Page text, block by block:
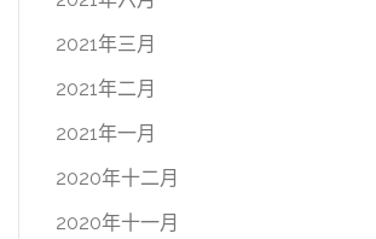
2021年三月
2021年二月
2021年一月
2020年十二月
2020年十一月